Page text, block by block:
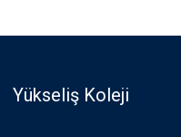
Yükseliş Koleji